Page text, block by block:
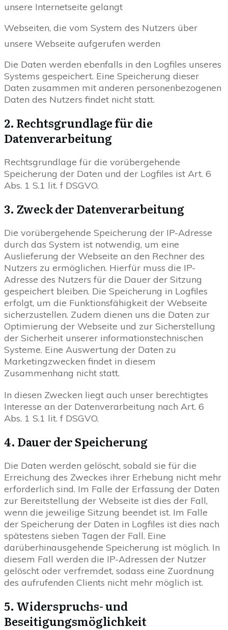
unsere Internetseite gelangt
Webseiten, die vom System des Nutzers über
unsere Webseite aufgerufen werden
Die Daten werden ebenfalls in den Logfiles unseres
Systems gespeichert. Eine Speicherung dieser
Daten zusammen mit anderen personenbezogenen
Daten des Nutzers findet nicht statt.
2. Rechtsgrundlage für die
Datenverarbeitung
Rechtsgrundlage für die vorübergehende
Speicherung der Daten und der Logfiles ist Art. 6
Abs. 1 S.1 lit. f DSGVO.
3. Zweck der Datenverarbeitung
Die vorübergehende Speicherung der IP-Adresse
durch das System ist notwendig, um eine
Auslieferung der Webseite an den Rechner des
Nutzers zu ermöglichen. Hierfür muss die IP-
Adresse des Nutzers für die Dauer der Sitzung
gespeichert bleiben. Die Speicherung in Logfiles
erfolgt, um die Funktionsfähigkeit der Webseite
sicherzustellen. Zudem dienen uns die Daten zur
Optimierung der Webseite und zur Sicherstellung
der Sicherheit unserer informationstechnischen
Systeme. Eine Auswertung der Daten zu
Marketingzwecken findet in diesem
Zusammenhang nicht statt.
In diesen Zwecken liegt auch unser berechtigtes
Interesse an der Datenverarbeitung nach Art. 6
Abs. 1 S.1 lit. f DSGVO.
4. Dauer der Speicherung
Die Daten werden gelöscht, sobald sie für die
Erreichung des Zweckes ihrer Erhebung nicht mehr
erforderlich sind. Im Falle der Erfassung der Daten
zur Bereitstellung der Webseite ist dies der Fall,
wenn die jeweilige Sitzung beendet ist. Im Falle
der Speicherung der Daten in Logfiles ist dies nach
spätestens sieben Tagen der Fall. Eine
darüberhinausgehende Speicherung ist möglich. In
diesem Fall werden die IP-Adressen der Nutzer
gelöscht oder verfremdet, sodass eine Zuordnung
des aufrufenden Clients nicht mehr möglich ist.
5. Widerspruchs- und
Beseitigungsmöglichkeit